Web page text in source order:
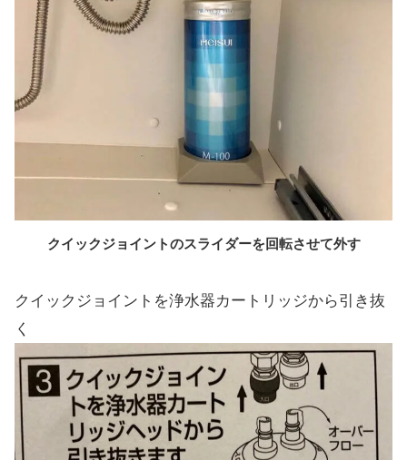
クイックジョイントのスライダーを回転させて外す
クイックジョイントを浄水器カートリッジから引き抜
く